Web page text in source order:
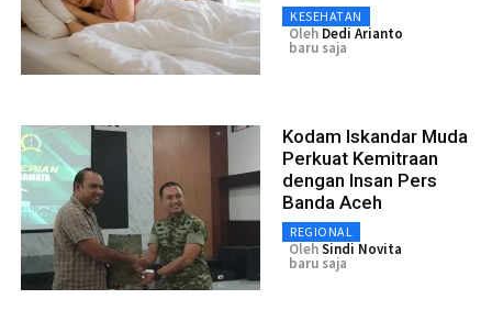
KESEHATAN
Oleh Dedi Arianto
baru saja
Kodam Iskandar Muda
Perkuat Kemitraan
dengan Insan Pers
Banda Aceh
REGIONAL
OlehSindi Novita
baru saja